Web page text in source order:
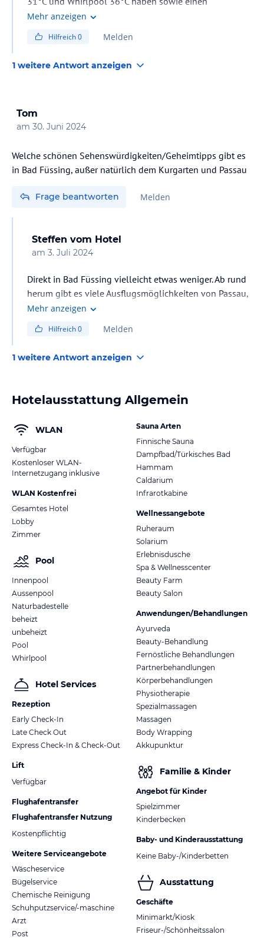
Naturschwimmteich, haben wir für die öffentlichen
inklusive.
Mehr anzeigen
Hilfreich0 Melden
1 weitere Antwort anzeigen
Tom
am 30. Juni 2024
Welche schönen Sehenswürdigkeiten/Geheimtipps gibt es
in Bad Füssing, außer natürlich dem Kurgarten und Passau
Frage beantworten Melden
Steffen vom Hotel
am 3. Juli 2024
Direkt in Bad Füssing vielleicht etwas weniger. Ab rund
herum gibt es viele Ausflugsmöglichkeiten von Passau,
Schärding, uvm. links und rechts vom Inn.
Mehr anzeigen
Hilfreich0 Melden
1 weitere Antwort anzeigen
Hotelausstattung Allgemein
WLAN
Verfügbar
Kostenloser WLAN-
Internetzugang inklusive
WLAN Kostenfrei
Gesamtes Hotel
Lobby
Zimmer
Pool
Innenpool
Aussenpool
Naturbadestelle
beheizt
unbeheizt
Pool
Whirlpool
Hotel Services
Rezeption
Early Check-In
Late Check Out
Express Check-In & Check-Out
Lift
Verfügbar
Flughafentransfer
Flughafentransfer Nutzung
Kostenpflichtig
Weitere Serviceangebote
Wäscheservice
Bügelservice
Chemische Reinigung
Schuhputzservice/-maschine
Arzt
Post
Sauna Arten
Finnische Sauna
Dampfbad/Türkisches Bad
Hammam
Caldarium
Infrarotkabine
Wellnessangebote
Ruheraum
Solarium
Erlebnisdusche
Spa & Wellnesscenter
Beauty Farm
Beauty Salon
Anwendungen/Behandlungen
Ayurveda
Beauty-Behandlung
Fernöstliche Behandlungen
Partnerbehandlungen
Körperbehandlungen
Physiotherapie
Spezialmassagen
Massagen
Body Wrapping
Akkupunktur
Familie & Kinder
Angebot für Kinder
Spielzimmer
Kinderbecken
Baby- und Kinderausstattung
Keine Baby-/Kinderbetten
Ausstattung
Geschäfte
Minimarkt/Kiosk
Friseur-/Schönheitssalon